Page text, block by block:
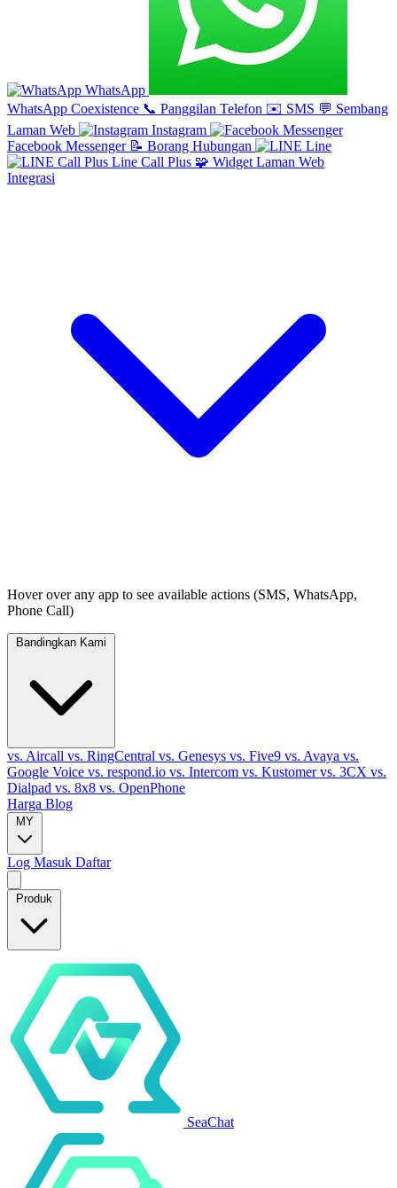
WhatsApp
WhatsApp Coexistence 📞 Panggilan Telefon ✉️ SMS 💬 Sembang
Laman Web
Instagram
Facebook Messenger 📝 Borang Hubungan
Line
Line Call Plus 🧩 Widget Laman Web
Integrasi
Hover over any app to see available actions (SMS, WhatsApp,
Phone Call)
vs. Aircall vs. RingCentral vs. Genesys vs. Five9 vs. Avaya vs.
Google Voice vs. respond.io vs. Intercom vs. Kustomervs. 3CX vs.
Dialpad vs. 8x8 vs. OpenPhone
Harga Blog
MY
Log Masuk Daftar
Produk
SeaChat